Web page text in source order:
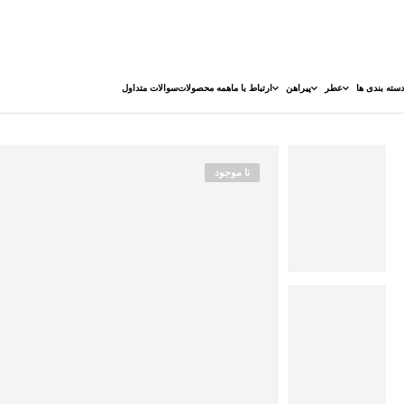
دسته بندی ها عطر پیراهن ارتباط با ماهمه محصولاتسوالات متداول
نا موجود